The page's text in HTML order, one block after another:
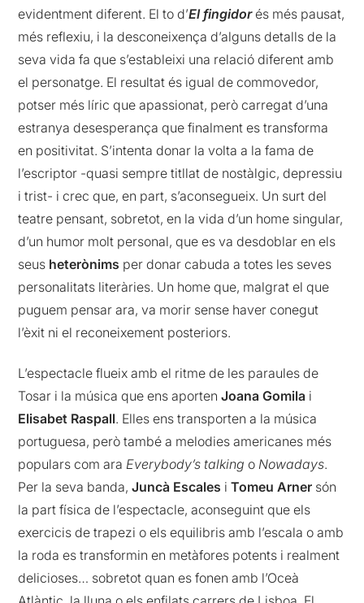
evidentment diferent. El to d’El fingidor és més pausat,
més reflexiu, i la desconeixença d’alguns detalls de la
seva vida fa que s’estableixi una relació diferent amb
el personatge. El resultat és igual de commovedor,
potser més líric que apassionat, però carregat d’una
estranya desesperança que finalment es transforma
en positivitat. S’intenta donar la volta a la fama de
l’escriptor -quasi sempre titllat de nostàlgic, depressiu
i trist- i crec que, en part, s’aconsegueix. Un surt del
teatre pensant, sobretot, en la vida d’un home singular,
d’un humor molt personal, que es va desdoblar en els
seus heterònims per donar cabuda a totes les seves
personalitats literàries. Un home que, malgrat el que
puguem pensar ara, va morir sense haver conegut
l’èxit ni el reconeixement posteriors.
L’espectacle flueix amb el ritme de les paraules de
Tosar i la música que ens aportenJoana Gomila i
Elisabet Raspall. Elles ens transporten a la música
portuguesa, però també a melodies americanes més
populars com ara Everybody’s talking o Nowadays.
Per la seva banda,Juncà Escales iTomeu Arner són
la part física de l’espectacle, aconseguint que els
exercicis de trapezi o els equilibris amb l’escala o amb
la roda es transformin en metàfores potents i realment
delicioses… sobretot quan es fonen amb l’Oceà